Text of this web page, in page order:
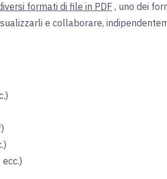
formati di file in PDF , uno dei
e collaborare,